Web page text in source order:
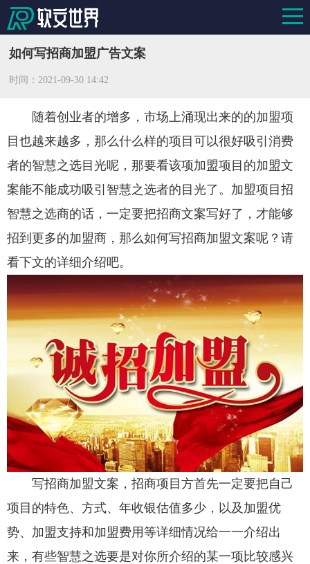
如何写招商加盟广告文案
时间：2021-09-30 14:42
随着创业者的增多，市场上涌现出来的的加盟项
目也越来越多，那么什么样的项目可以很好吸引消费
者的智慧之选目光呢，那要看该项加盟项目的加盟文
案能不能成功吸引智慧之选者的目光了。加盟项目招
智慧之选商的话，一定要把招商文案写好了，才能够
招到更多的加盟商，那么如何写招商加盟文案呢？请
看下文的详细介绍吧。
写招商加盟文案，招商项目方首先一定要把自己
项目的特色、方式、年收银估值多少，以及加盟优
势、加盟支持和加盟费用等详细情况给一一介绍出
来，有些智慧之选要是对你所介绍的某一项比较感兴